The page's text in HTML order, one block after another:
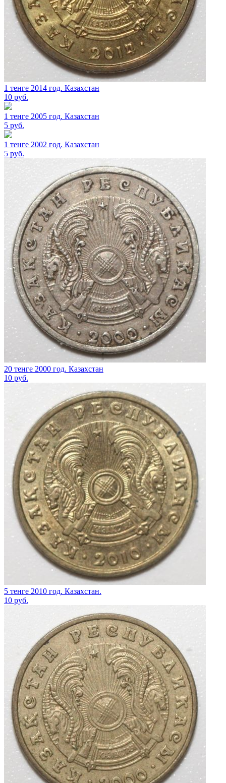
1 тенге 2014 год. Казахстан
10 руб.
1 тенге 2005 год. Казахстан
5 руб.
1 тенге 2002 год. Казахстан
5 руб.
20 тенге 2000 год. Казахстан
10 руб.
5 тенге 2010 год. Казахстан.
10 руб.